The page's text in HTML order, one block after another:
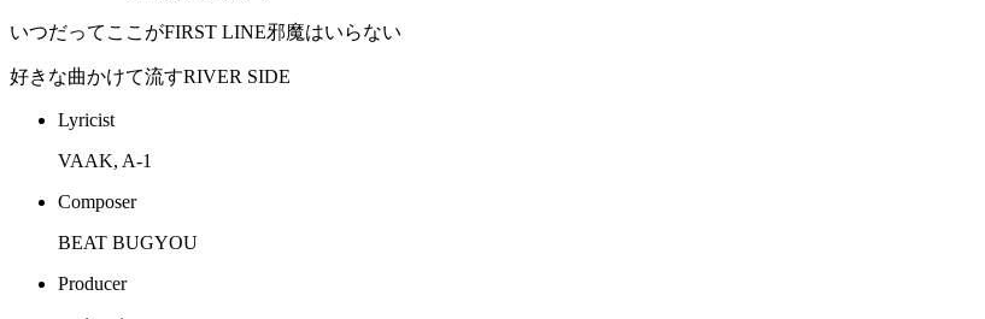
いつだってここがFIRST LINE邪魔はいらない
好きな曲かけて流すRIVER SIDE
Lyricist
VAAK, A-1
Composer
BEAT BUGYOU
Producer